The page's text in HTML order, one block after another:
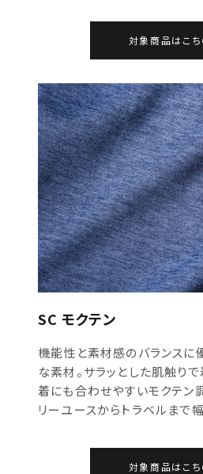
対象商品はこち
SC モクテン
機能性と素材感のバランスに
な素材。サラッとした肌触り
着にも合わせやすいモクテン
リーユースからトラベルまで
対象商品はこち